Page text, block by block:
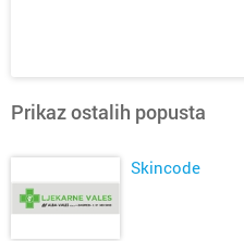
Prikaz ostalih popusta
Skincode